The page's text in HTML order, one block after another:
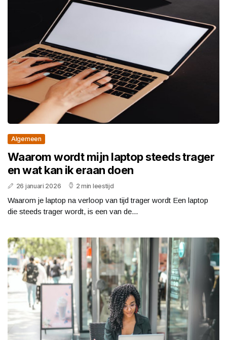
Algemeen
Waarom wordt mijn laptop steeds trager
en wat kan ik eraan doen
26 januari 2026 2 min leestijd
Waarom je laptop na verloop van tijd trager wordt Een laptop
die steeds trager wordt, is een van de...